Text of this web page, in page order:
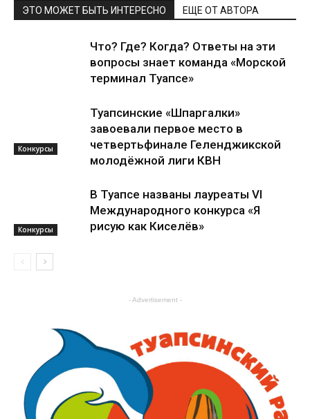
ЭТО МОЖЕТ БЫТЬ ИНТЕРЕСНО ЕЩЕ ОТ АВТОРА
Конкурсы
Что? Где? Когда? Ответы на эти
вопросы знает команда «Морской
терминал Туапсе»
Конкурсы
Туапсинские «Шпаргалки»
завоевали первое место в
четвертьфинале Геленджикской
молодёжной лиги КВН
В Туапсе названы лауреаты VI
Международного конкурса «Я
рисую как Киселёв»
- Advertisement -